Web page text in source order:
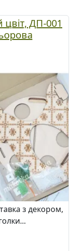
ДП-001
з декором,